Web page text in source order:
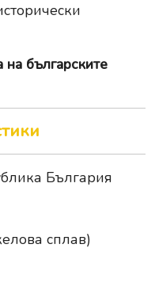
на българските
България
сплав)